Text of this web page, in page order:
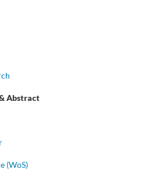
Abstract
(WoS)